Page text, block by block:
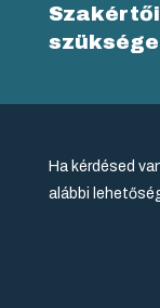
Ha kérdésed
alábbi